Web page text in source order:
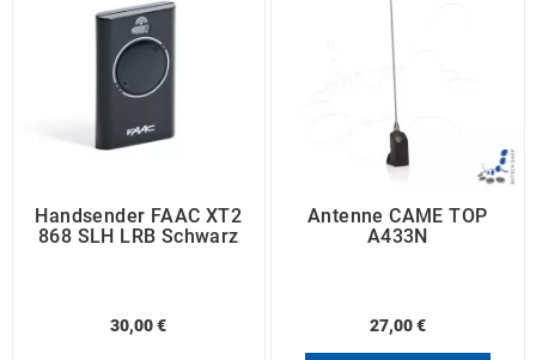
Handsender FAAC XT2
868 SLH LRB Schwarz
30,00 €
Antenne CAME TOP
A433N
27,00 €